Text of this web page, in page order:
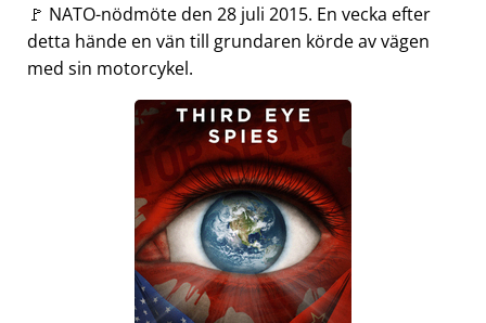
🚩 NATO-nödmöte den 28 juli 2015. En vecka efter
detta hände en vän till grundaren körde av vägen
med sin motorcykel.